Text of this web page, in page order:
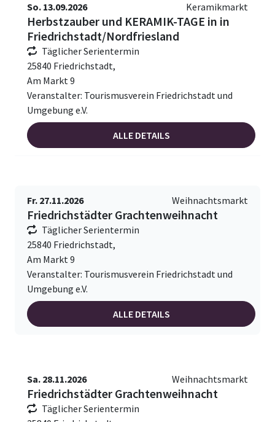
So. 13.09.2026 Keramikmarkt
Herbstzauber und KERAMIK-TAGE in in
Friedrichstadt/Nordfriesland
Täglicher Serientermin
25840 Friedrichstadt,
Am Markt 9
Veranstalter: Tourismusverein Friedrichstadt und
Umgebung e.V.
ALLE DETAILS
Fr. 27.11.2026 Weihnachtsmarkt
Friedrichstädter Grachtenweihnacht
Täglicher Serientermin
25840 Friedrichstadt,
Am Markt 9
Veranstalter: Tourismusverein Friedrichstadt und
Umgebung e.V.
ALLE DETAILS
Sa. 28.11.2026 Weihnachtsmarkt
Friedrichstädter Grachtenweihnacht
Täglicher Serientermin